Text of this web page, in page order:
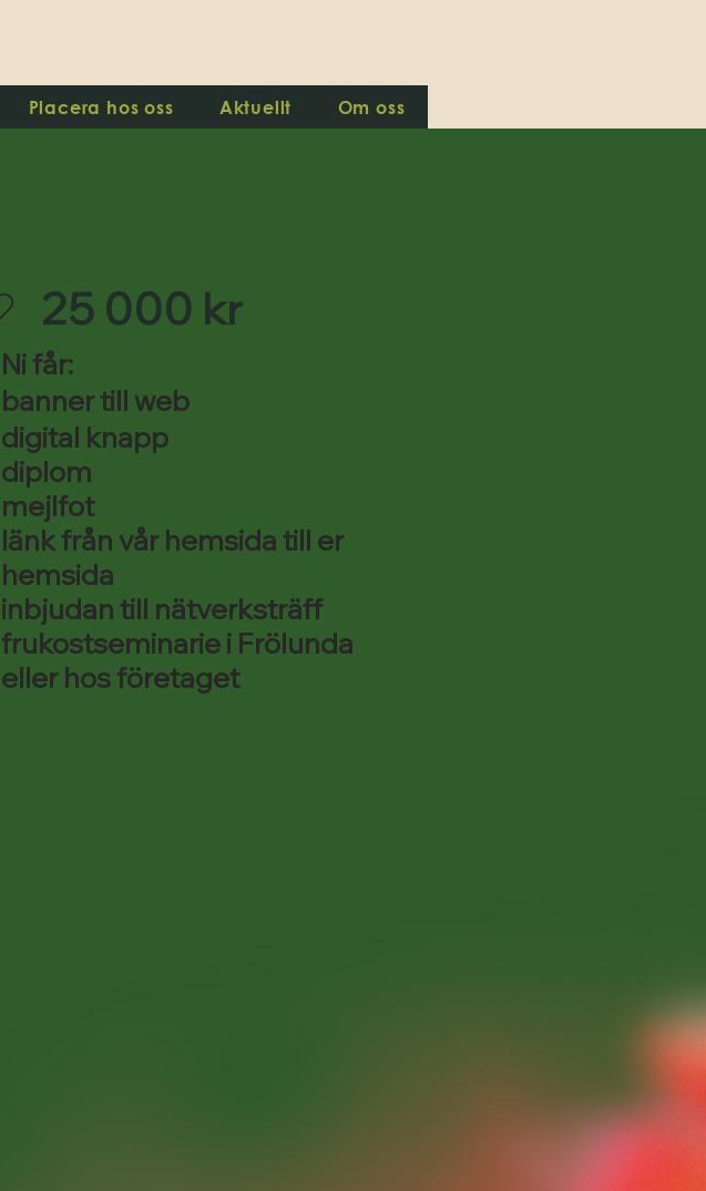
Placera hos oss Aktuellt Om oss
25 000 kr
Ni får:
banner till web
digital knapp
diplom
mejlfot
länk från vår hemsida till er
hemsida
inbjudan till nätverksträff
frukostseminarie i Frölunda
eller hos företaget